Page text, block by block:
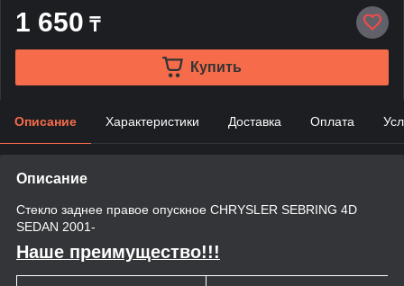
1 650 ₸
Купить
Описание Характеристики Доставка Оплата
Описание
Стекло заднее правое опускное CHRYSLER SEBRING 4D
SEDAN 2001-
Наше преимущество!!!